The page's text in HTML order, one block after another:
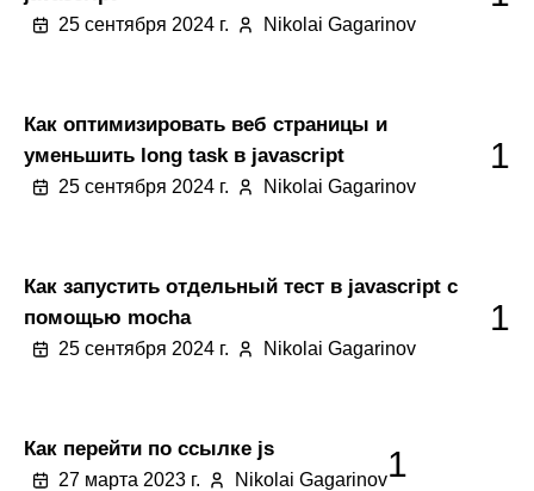
25 сентября 2024 г. Nikolai Gagarinov
Как оптимизировать веб страницы и
уменьшить long task в javascript
25 сентября 2024 г. Nikolai Gagarinov
1
Как запустить отдельный тест в javascript с
помощью mocha
25 сентября 2024 г. Nikolai Gagarinov
1
Как перейти по ссылке js
27 марта 2023 г. Nikolai Gagarinov1